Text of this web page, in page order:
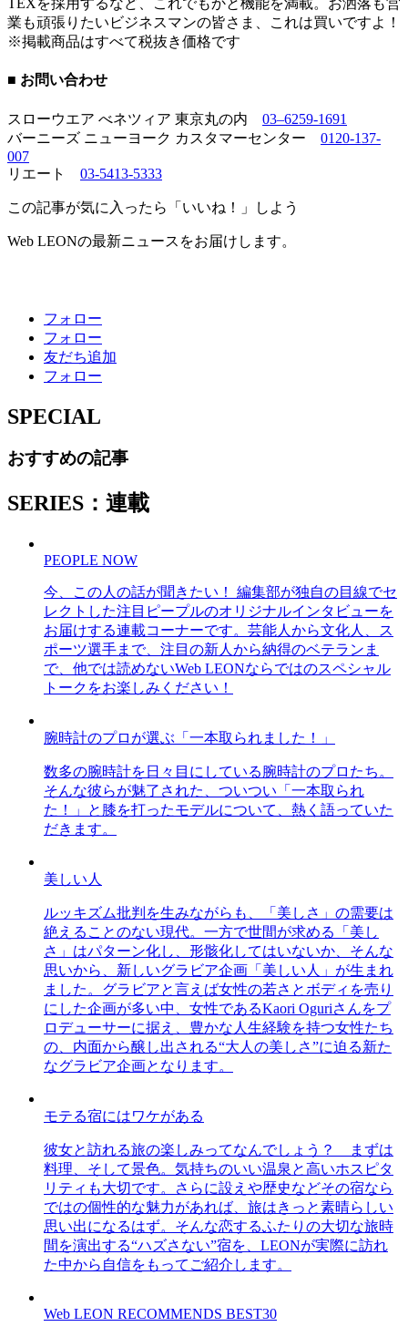
TEXを採用するなど、これでもかと機能を満載。お洒落も営
業も頑張りたいビジネスマンの皆さま、これは買いですよ！
※掲載商品はすべて税抜き価格です
■ お問い合わせ
スローウエア べネツィア 東京丸の内 03–6259-1691
バーニーズ ニューヨーク カスタマーセンター 0120-137-
007
リエート 03-5413-5333
この記事が気に入ったら「いいね！」しよう
Web LEONの最新ニュースをお届けします。
フォロー
フォロー
友だち追加
フォロー
SPECIAL
おすすめの記事
SERIES：連載
PEOPLE NOW
今、この人の話が聞きたい！ 編集部が独自の目線でセ
レクトした注目ピープルのオリジナルインタビューを
お届けする連載コーナーです。芸能人から文化人、ス
ポーツ選手まで、注目の新人から納得のベテランま
で、他では読めないWeb LEONならではのスペシャル
トークをお楽しみください！
腕時計のプロが選ぶ「一本取られました！」
数多の腕時計を日々目にしている腕時計のプロたち。
そんな彼らが魅了された、ついつい「一本取られ
た！」と膝を打ったモデルについて、熱く語っていた
だきます。
美しい人
ルッキズム批判を生みながらも、「美しさ」の需要は
絶えることのない現代。一方で世間が求める「美し
さ」はパターン化し、形骸化してはいないか、そんな
思いから、新しいグラビア企画「美しい人」が生まれ
ました。グラビアと言えば女性の若さとボディを売り
にした企画が多い中、女性であるKaori Oguriさんをプ
ロデューサーに据え、豊かな人生経験を持つ女性たち
の、内面から醸し出される“大人の美しさ”に迫る新た
なグラビア企画となります。
モテる宿にはワケがある
彼女と訪れる旅の楽しみってなんでしょう？ まずは
料理、そして景色。気持ちのいい温泉と高いホスピタ
リティも大切です。さらに設えや歴史などその宿なら
ではの個性的な魅力があれば、旅はきっと素晴らしい
思い出になるはず。そんな恋するふたりの大切な旅時
間を演出する“ハズさない”宿を、LEONが実際に訪れ
た中から自信をもってご紹介します。
Web LEON RECOMMENDS BEST30